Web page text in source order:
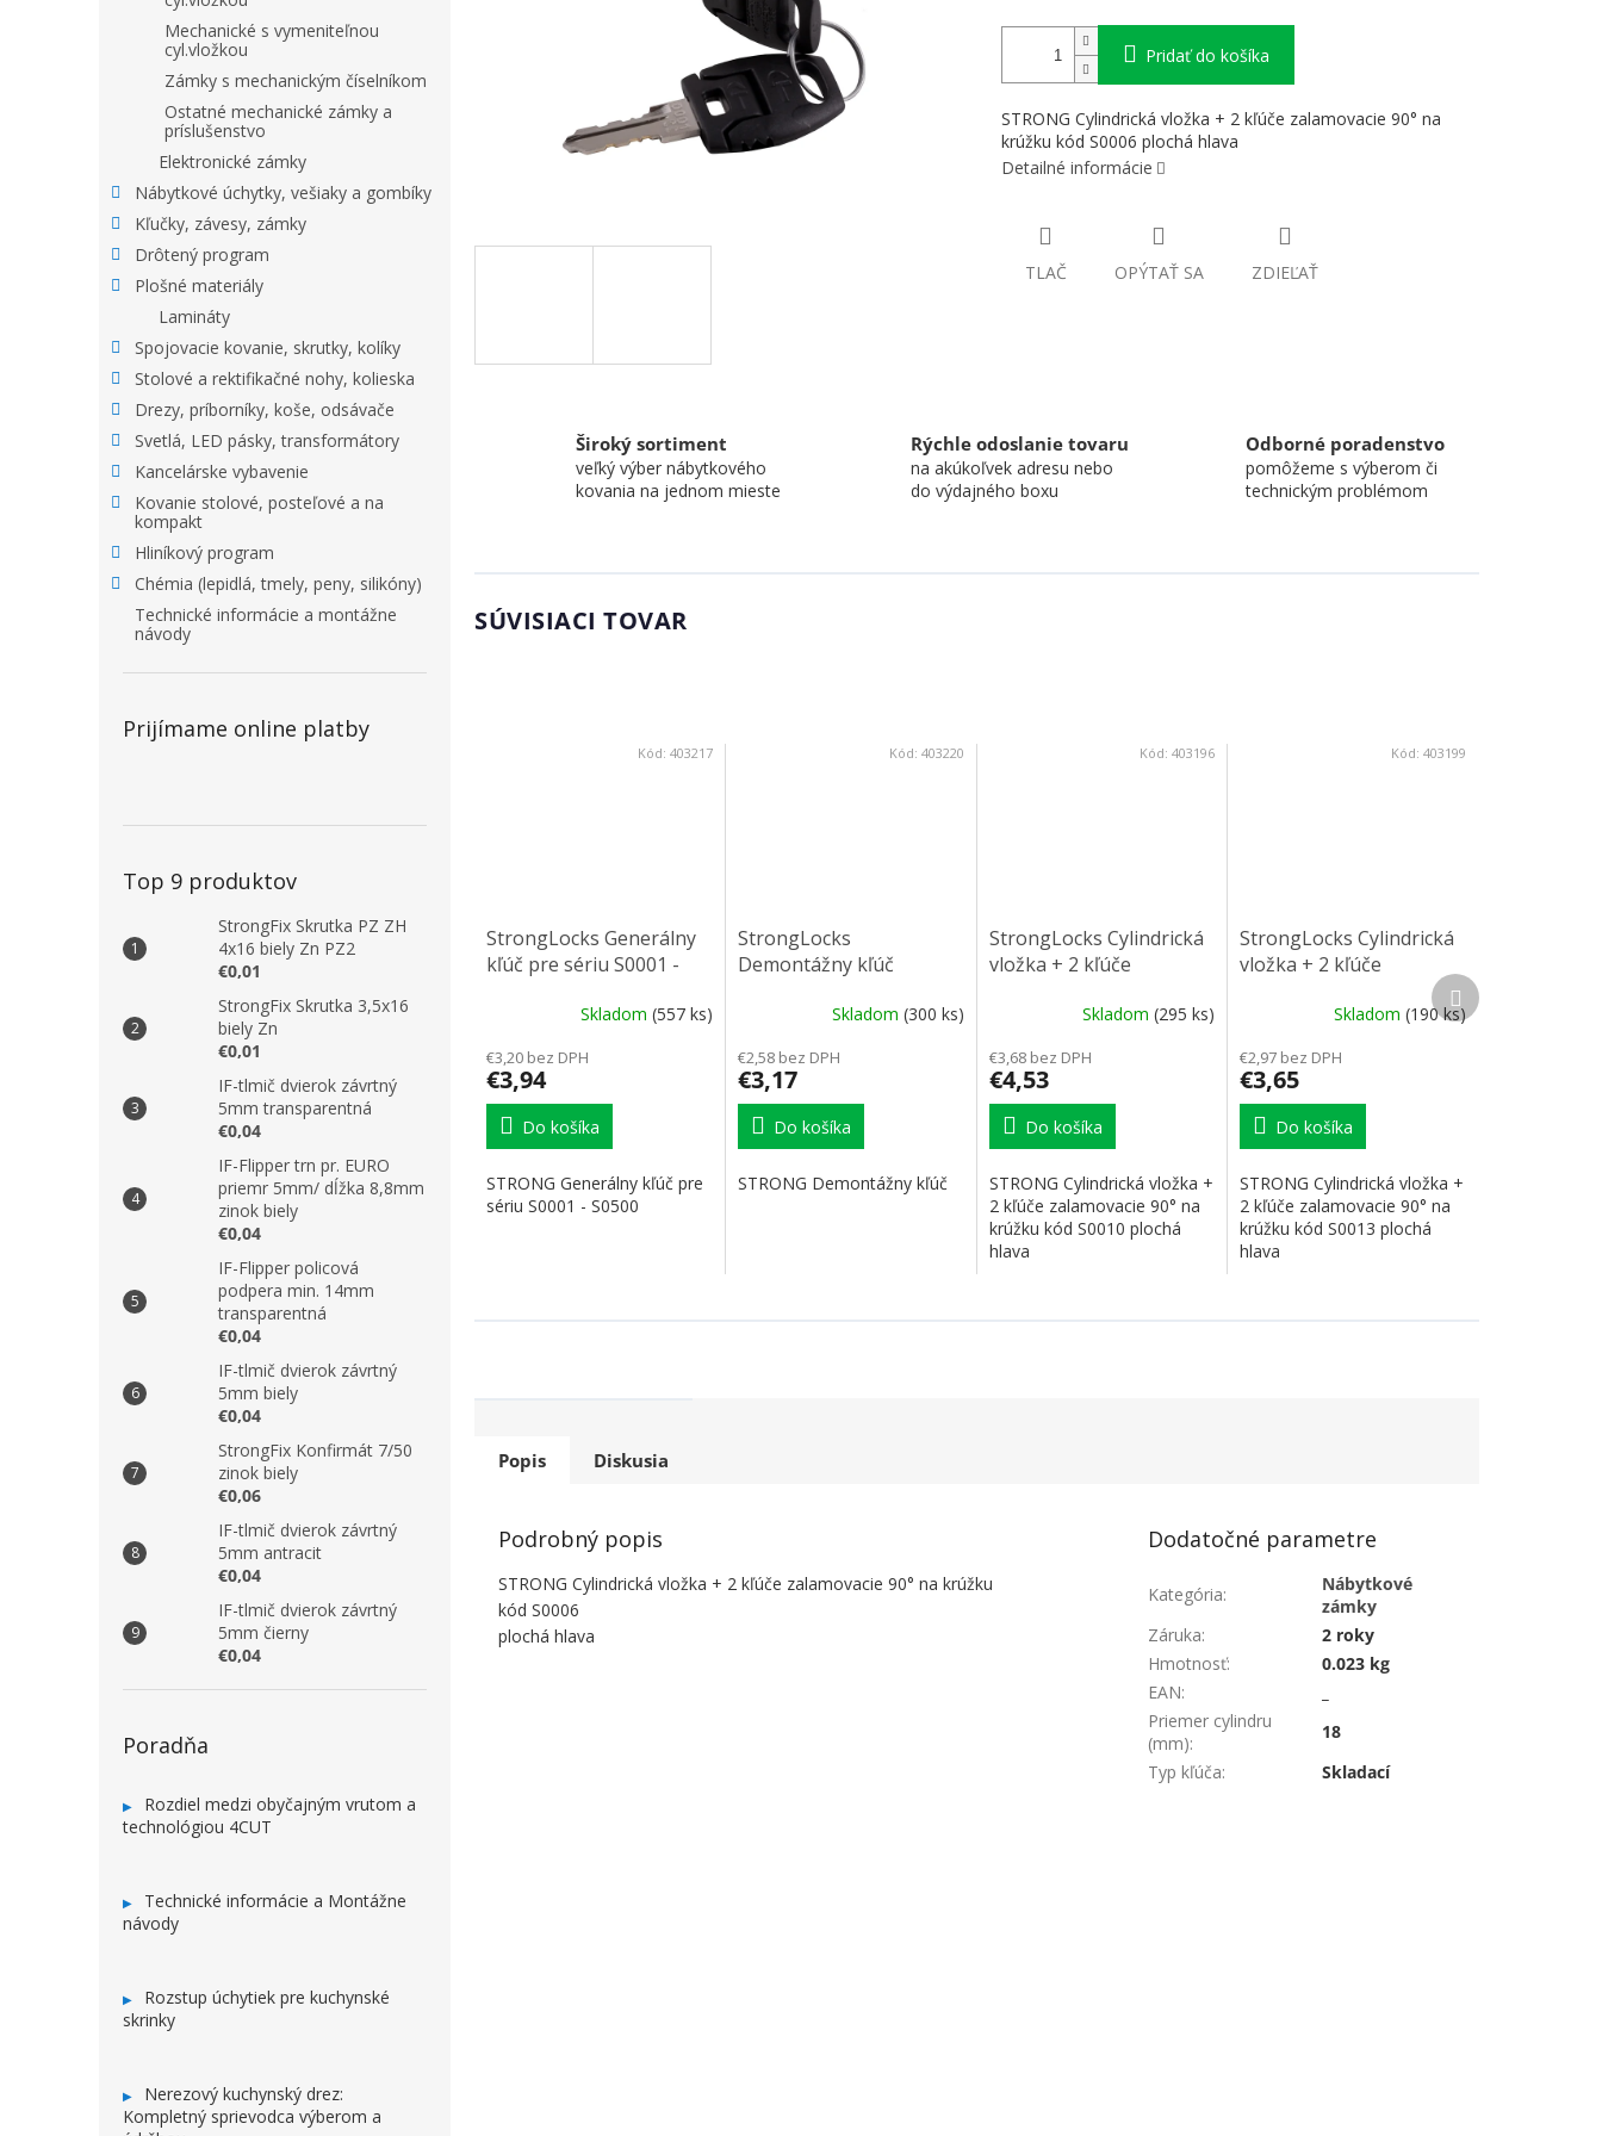
Mechanické s vymeniteľnou
cyl.vložkou
Zámky s mechanickým číselníkom
Ostatné mechanické zámky a
príslušenstvo
Elektronické zámky
Nábytkové úchytky, vešiaky a gombíky
Kľučky, závesy, zámky
Drôtený program
Plošné materiály
Lamináty
Spojovacie kovanie, skrutky, kolíky
Stolové a rektifikačné nohy, kolieska
Drezy, príborníky, koše, odsávače
Svetlá, LED pásky, transformátory
Kancelárske vybavenie
Kovanie stolové, posteľové a na
kompakt
Hliníkový program
Chémia (lepidlá, tmely, peny, silikóny)
Technické informácie a montážne
návody
Prijímame online platby
Top 9 produktov
StrongFix Skrutka PZ ZH
4x16 biely Zn PZ2
€0,01
StrongFix Skrutka 3,5x16
biely Zn
€0,01
IF-tlmič dvierok závrtný
5mm transparentná
€0,04
IF-Flipper trn pr. EURO
priemr 5mm/ dĺžka 8,8mm
zinok biely
€0,04
IF-Flipper policová
podpera min. 14mm
transparentná
€0,04
IF-tlmič dvierok závrtný
5mm biely
€0,04
StrongFix Konfirmát 7/50
zinok biely
€0,06
IF-tlmič dvierok závrtný
5mm antracit
€0,04
IF-tlmič dvierok závrtný
5mm čierny
€0,04
Poradňa
Rozdiel medzi obyčajným vrutom a
technológiou 4CUT
Technické informácie a Montážne
návody
Rozstup úchytiek pre kuchynské
skrinky
Nerezový kuchynský drez:
Kompletný sprievodca výberom a
Pridať do košíka
STRONG Cylindrická vložka + 2 kľúče zalamovacie 90° na
krúžku kód S0006 plochá hlava
Detailné informácie
TLAČ OPÝTAŤ SA ZDIEĽAŤ
Široký sortiment
veľký výber nábytkového
kovania na jednom mieste
Rýchle odoslanie tovaru
na akúkoľvek adresu nebo
do výdajného boxu
Odborné poradenstvo
pomôžeme s výberom či
technickým problémom
SÚVISIACI TOVAR
StrongLocks Generálny
kľúč pre sériu S0001 -
Skladom (557 ks)
€3,20 bez DPH
€3,94
Do košíka
STRONG Generálny kľúč pre
sériu S0001 - S0500
Kód: 403217
StrongLocks
Demontážny kľúč
Skladom (300 ks)
€2,58 bez DPH
€3,17
Do košíka
STRONG Demontážny kľúč
Kód: 403220
StrongLocks Cylindrická
vložka + 2 kľúče
Skladom(295 ks)
€3,68 bez DPH
€4,53
Do košíka
STRONG Cylindrická vložka +
2 kľúče zalamovacie 90° na
krúžku kód S0010 plochá
hlava
Kód:403196
StrongLocks Cylindrická
vložka + 2 kľúče
Skladom (190 ks)
€2,97 bez DPH
€3,65
Do košíka
STRONG Cylindrická vložka +
2 kľúče zalamovacie 90° na
krúžku kód S0013 plochá
hlava
Kód: 403199
Ďalší produkt
Popis Diskusia
Podrobný popis
STRONG Cylindrická vložka + 2 kľúče zalamovacie 90° na krúžku
kód S0006
plochá hlava
Dodatočné parametre
Kategória:
Nábytkové
zámky
Záruka:
2 roky
Hmotnosť:
0.023 kg
EAN:
Priemer cylindru
(mm):
18
Typ kľúča: Skladací